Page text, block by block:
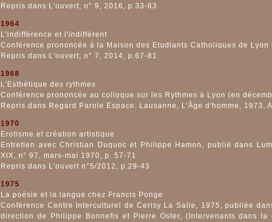
Repris dans L'ouvert, n° 9, 2016, p.33-63
1964
L'indifférence et l'indifférent
Conférence prononcée à la Maison des Etudiants Catholiques de Lyon
Repris dans L'ouvert, n° 7, 2014, p.67-81
1968
L'Esthétique des rythmes
Conférence prononcée au colloque sur les Rythmes à Lyon (en
Repris dans Regard Parole Espace. Lausanne, L'Âge d'homme, 1973,
1970
Erotisme et création artistique
Entretien avec Christian Duquoc et Philippe Hamon, publié dans
XIX, n° 97, mars-mai 1970, p. 57-71
Repris dans L'ouvert n°5/2012, p.29-43
1975
La poésie et la langue chez Francis Ponge
Conférence Centre Interculturel de Cerisy La Salle, 1975, publiée
direction de Philippe Bonnefis et Pierre Oster, (Intervenants dans